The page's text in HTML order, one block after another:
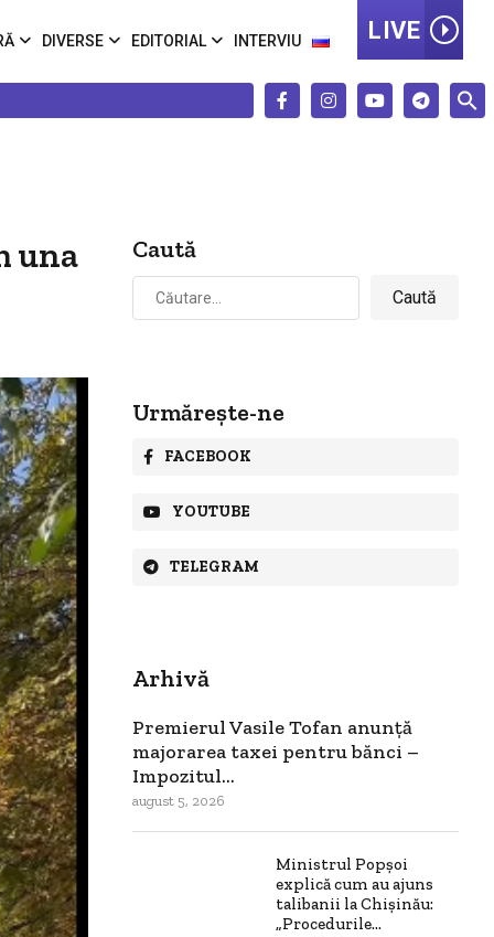
DIVERSE EDITORIAL INTERVIU LIVE
una
Caută
Caută
după:
Urmărește-ne
FACEBOOK
YOUTUBE
TELEGRAM
Arhivă
Premierul Vasile Tofan anunță
majorarea taxei pentru bănci –
Impozitul...
august 5, 2026
Ministrul Popșoi
explică cum au ajuns
talibanii la Chișinău:
„Procedurile...